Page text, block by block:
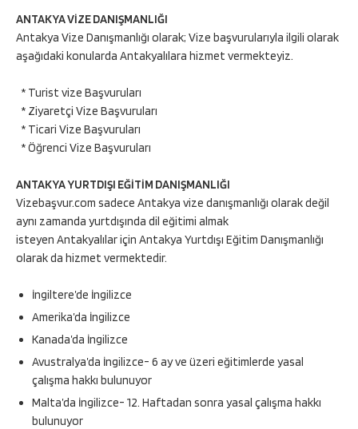
ANTAKYA VİZE DANIŞMANLIĞI
Antakya Vize Danışmanlığı olarak; Vize başvurularıyla ilgili olarak
aşağıdaki konularda Antakyalılara hizmet vermekteyiz.
* Turist vize Başvuruları
* Ziyaretçi Vize Başvuruları
* Ticari Vize Başvuruları
* Öğrenci Vize Başvuruları
ANTAKYA YURTDIŞI EĞİTİM DANIŞMANLIĞI
Vizebaşvur.com sadece Antakya vize danışmanlığı olarak değil
aynı zamanda yurtdışında dil eğitimi almak
isteyen Antakyalılar için Antakya Yurtdışı Eğitim Danışmanlığı
olarak da hizmet vermektedir.
İngiltere’de İngilizce
Amerika’da İngilizce
Kanada’da İngilizce
Avustralya’da İngilizce- 6 ay ve üzeri eğitimlerde yasal
çalışma hakkı bulunuyor
Malta’da İngilizce- 12. Haftadan sonra yasal çalışma hakkı
bulunuyor